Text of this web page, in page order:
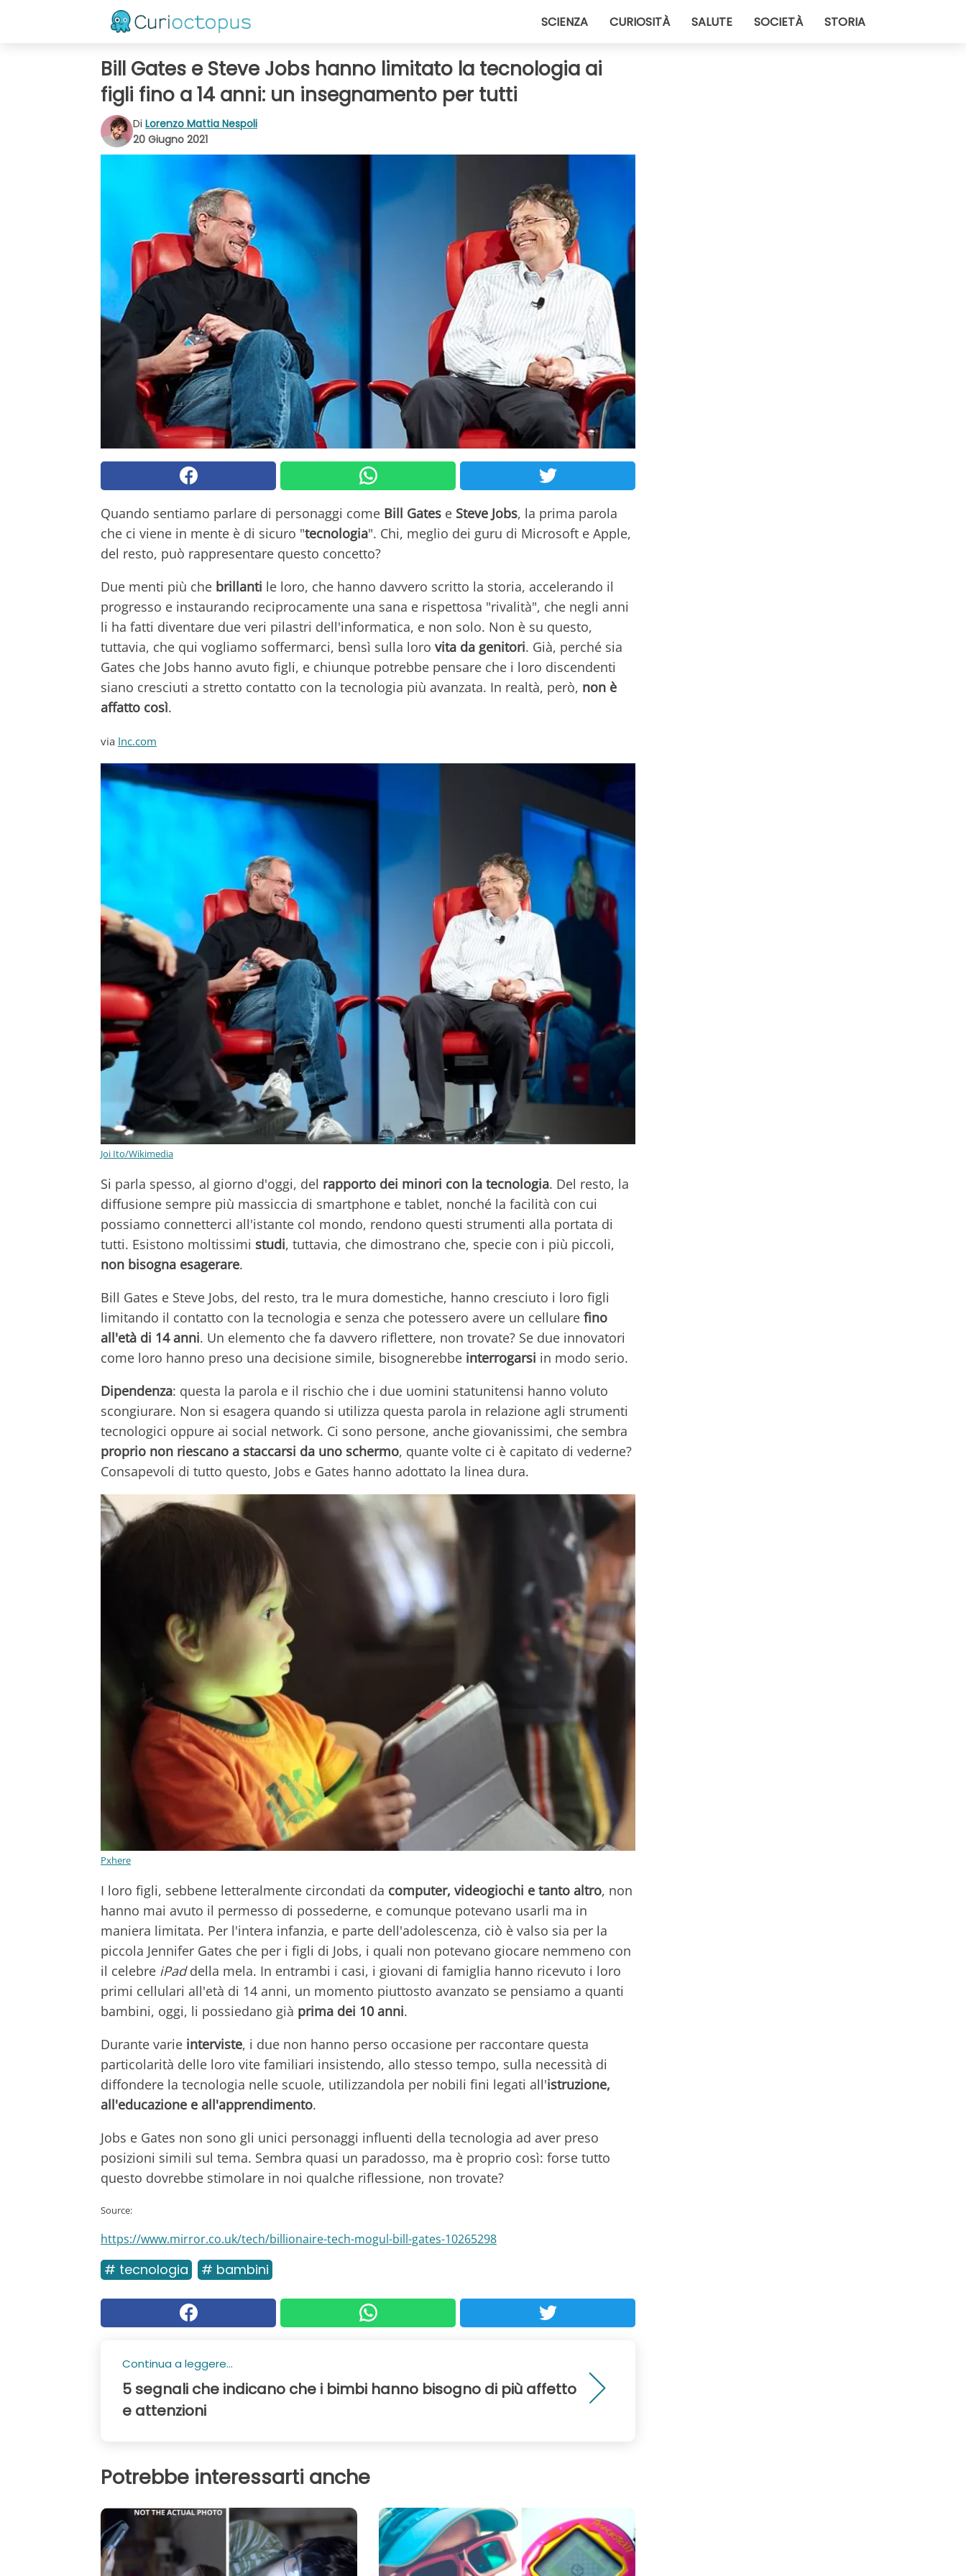
SCIENZA CURIOSITÀ SALUTE SOCIETÀ STORIA
Bill Gates e Steve Jobs hanno limitato la tecnologia ai
figli fino a 14 anni: un insegnamento per tutti
Di Lorenzo Mattia Nespoli
20 Giugno 2021
Quando sentiamo parlare di personaggi come Bill Gates e Steve Jobs, la prima parola
che ci viene in mente è di sicuro "tecnologia". Chi, meglio dei guru di Microsoft e Apple,
del resto, può rappresentare questo concetto?
Due menti più che brillanti le loro, che hanno davvero scritto la storia, accelerando il
progresso e instaurando reciprocamente una sana e rispettosa "rivalità", che negli anni
li ha fatti diventare due veri pilastri dell'informatica, e non solo. Non è su questo,
tuttavia, che qui vogliamo soffermarci, bensì sulla loro vita da genitori. Già, perché sia
Gates che Jobs hanno avuto figli, e chiunque potrebbe pensare che i loro discendenti
siano cresciuti a stretto contatto con la tecnologia più avanzata. In realtà, però, non è
affatto così.
via Inc.com
Joi Ito/Wikimedia
Si parla spesso, al giorno d'oggi, del rapporto dei minori con la tecnologia. Del resto, la
diffusione sempre più massiccia di smartphone e tablet, nonché la facilità con cui
possiamo connetterci all'istante col mondo, rendono questi strumenti alla portata di
tutti. Esistono moltissimi studi, tuttavia, che dimostrano che, specie con i più piccoli,
non bisogna esagerare.
Bill Gates e Steve Jobs, del resto, tra le mura domestiche, hanno cresciuto i loro figli
limitando il contatto con la tecnologia e senza che potessero avere un cellulare fino
all'età di 14 anni. Un elemento che fa davvero riflettere, non trovate? Se due innovatori
come loro hanno preso una decisione simile, bisognerebbe interrogarsi in modo serio.
Dipendenza: questa la parola e il rischio che i due uomini statunitensi hanno voluto
scongiurare. Non si esagera quando si utilizza questa parola in relazione agli strumenti
tecnologici oppure ai social network. Ci sono persone, anche giovanissimi, che sembra
proprio non riescano a staccarsi da uno schermo, quante volte ci è capitato di vederne?
Consapevoli di tutto questo, Jobs e Gates hanno adottato la linea dura.
Pxhere
I loro figli, sebbene letteralmente circondati da computer, videogiochi e tanto altro, non
hanno mai avuto il permesso di possederne, e comunque potevano usarli ma in
maniera limitata. Per l'intera infanzia, e parte dell'adolescenza, ciò è valso sia per la
piccola Jennifer Gates che per i figli di Jobs, i quali non potevano giocare nemmeno con
il celebre iPaddella mela. In entrambi i casi, i giovani di famiglia hanno ricevuto i loro
primi cellulari all'età di 14 anni, un momento piuttosto avanzato se pensiamo a quanti
bambini, oggi, li possiedano già prima dei 10 anni.
Durante varie interviste, i due non hanno perso occasione per raccontare questa
particolarità delle loro vite familiari insistendo, allo stesso tempo, sulla necessità di
diffondere la tecnologia nelle scuole, utilizzandola per nobili fini legati all'istruzione,
all'educazione e all'apprendimento.
Jobs e Gates non sono gli unici personaggi influenti della tecnologia ad aver preso
posizioni simili sul tema. Sembra quasi un paradosso, ma è proprio così: forse tutto
questo dovrebbe stimolare in noi qualche riflessione, non trovate?
Source:
https://www.mirror.co.uk/tech/billionaire-tech-mogul-bill-gates-10265298
# tecnologia # bambini
Continua a leggere...
5 segnali che indicano che i bimbi hanno bisogno di più affetto
e attenzioni
Potrebbe interessarti anche